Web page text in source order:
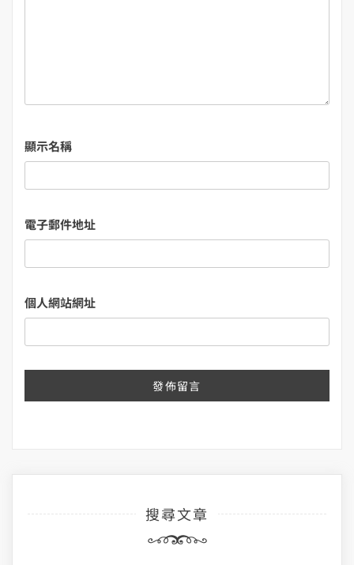
顯示名稱
電子郵件地址
個人網站網址
搜尋文章